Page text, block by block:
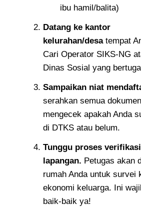
ibu hamil/balita)
Datang ke kantor
kelurahan/desatempat
Cari Operator SIKS-NG
Dinas Sosial yang
Sampaikan niat
serahkan semua
mengecek apakah Anda
di DTKS atau belum.
Tunggu proses verifikasi
lapangan. Petugas akan
rumah Anda untuk survei
ekonomi keluarga. Ini
baik-baik ya!